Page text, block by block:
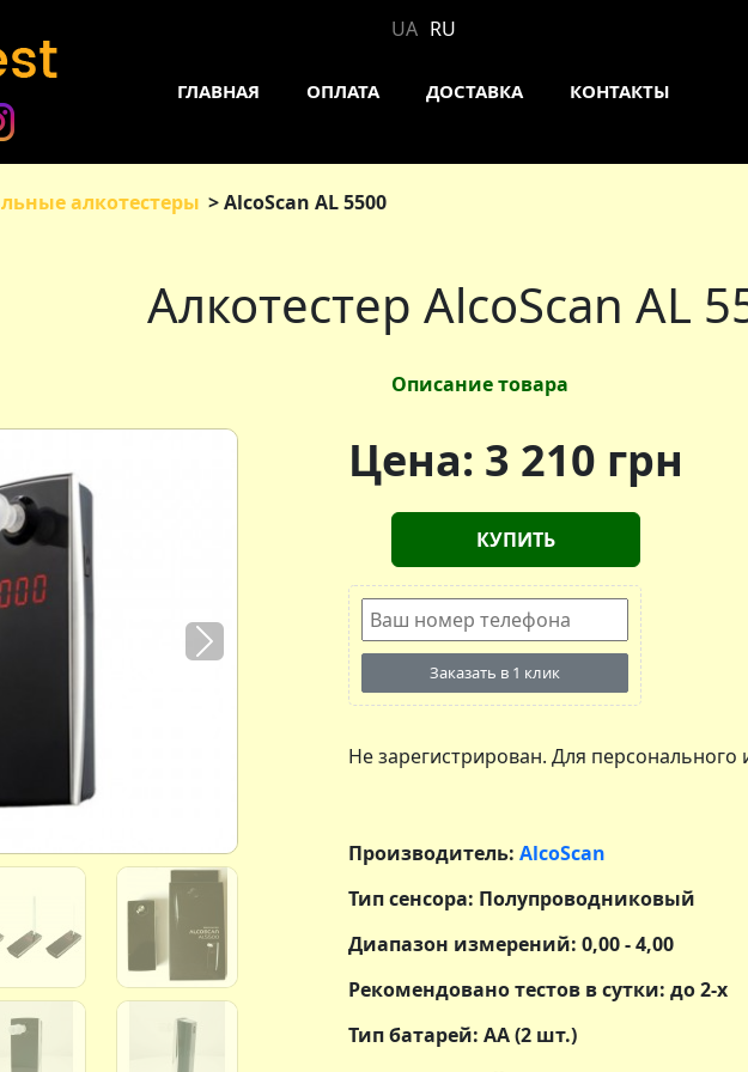
UA RU
ГЛАВНАЯ ОПЛАТА ДОСТАВКА КОНТАКТЫ
алкотестеры AlcoScan AL 5500
Алкотестер AlcoScan AL
Описание товара
Next
Цена: 3 210 грн
КУПИТЬ
Заказать в 1 клик
Не зарегистрирован. Для персонального
Производитель: AlcoScan
Тип сенсора: Полупроводниковый
Диапазон измерений: 0,00 - 4,00
Рекомендовано тестов в сутки: до 2-х
Тип батарей: АА (2 шт.)